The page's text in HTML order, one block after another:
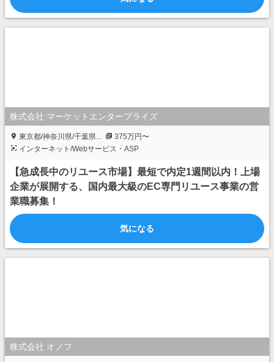
株式会社 マーケットエンタープライズ
東京都/神奈川県/千葉県...
375万円〜
インターネット/Webサービス・ASP
【急成長中のリユース市場】最短で内定1週間以内！上場
企業が展開する、国内最大級のEC専門リユース事業の営
業職募集！
気になる
株式会社 オノフ